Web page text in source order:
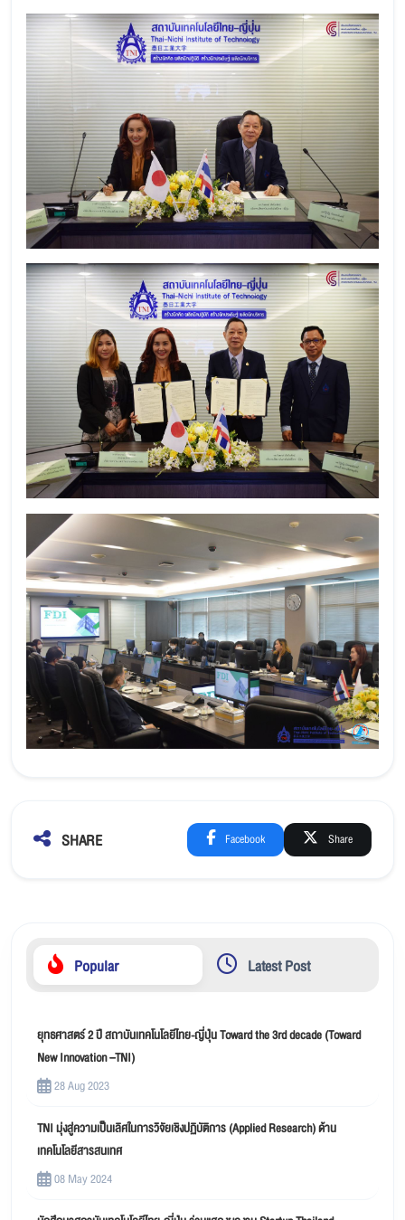
SHARE Facebook Share
Popular Latest Post
ยุทธศาสตร์ 2 ปี สถาบันเทคโนโลยีไทย-ญี่ปุ่น Toward the 3rd decade (Toward
New Innovation –TNI)
28 Aug 2023
TNI มุ่งสู่ความเป็นเลิศในการวิจัยเชิงปฏิบัติการ (Applied Research) ด้าน
เทคโนโลยีสารสนเทศ
08 May 2024